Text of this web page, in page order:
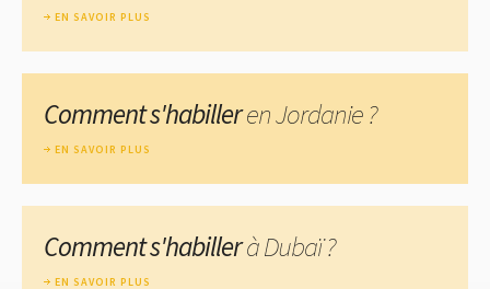
EN SAVOIR PLUS
Comment s'habilleren Jordanie ?
EN SAVOIR PLUS
Comment s'habillerà Dubaï ?
EN SAVOIR PLUS